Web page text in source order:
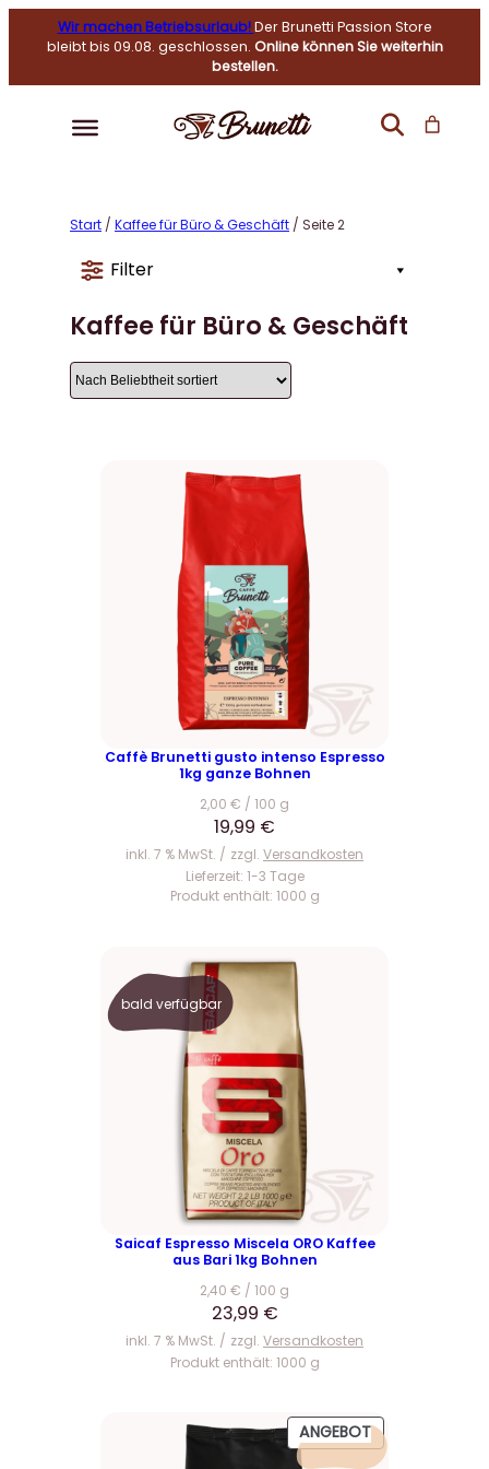
Wir machen Betriebsurlaub!Der Brunetti Passion Store
bleibt bis 09.08. geschlossen. Online können Sie weiterhin
bestellen.
Start / Kaffee für Büro & Geschäft / Seite 2
Filter
Kaffee für Büro & Geschäft
Caffè Brunetti gusto intenso Espresso
1kg ganze Bohnen
2,00 € / 100 g
19,99 €
inkl. 7 % MwSt. zzgl. Versandkosten
Lieferzeit: 1-3 Tage
Produkt enthält: 1000 g
bald verfügbar
Saicaf Espresso Miscela ORO Kaffee
aus Bari 1kg Bohnen
2,40 € / 100 g
23,99 €
inkl. 7 % MwSt. zzgl. Versandkosten
Produkt enthält: 1000 g
ANGEBOTP
R